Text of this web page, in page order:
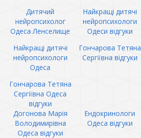
Дитячий
нейропсихолог
Одеса Ленселище
Найкращі дитячі
нейропсихологи
Одеси відгуки
Найкращі дитячі
нейропсихологи
Одеса
Гончарова Тетяна
Сергіївна відгуки
Гончарова Тетяна
Сергіївна Одеса
відгуки
Догонова Марія
Володимирівна
Одеса відгуки
Ендокринологи
Одеса відгуки